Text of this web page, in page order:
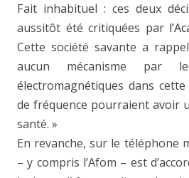
Fait inhabituel : ces deux
aussitôt été critiquées par
Cette société savante a
aucun mécanisme par
électromagnétiques dans
de fréquence pourraient avoir
santé. »
En revanche, sur le téléphone
– y compris l’Afom – est